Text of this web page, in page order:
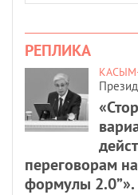
РЕПЛИКА
переговорам
формулы 2.0”».